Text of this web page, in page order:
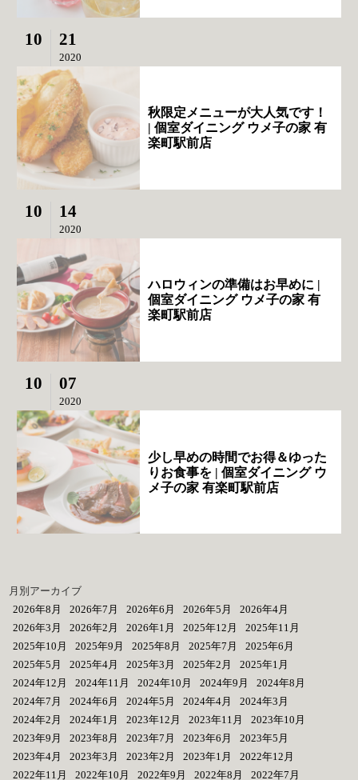
10 21
2020
秋限定メニューが大人気です！
| 個室ダイニング ウメ子の家 有
楽町駅前店
10 14
2020
ハロウィンの準備はお早めに |
個室ダイニング ウメ子の家 有
楽町駅前店
10 07
2020
少し早めの時間でお得＆ゆった
りお食事を | 個室ダイニング ウ
メ子の家 有楽町駅前店
月別アーカイブ
2026年8月
2026年7月 2026年6月 2026年5月
2026年4月
2026年3月
2026年2月 2026年1月 2025年12月
2025年11月
2025年10月
2025年9月 2025年8月 2025年7月
2025年6月
2025年5月
2025年4月 2025年3月 2025年2月
2025年1月
2024年12月
2024年11月 2024年10月 2024年9月
2024年8月
2024年7月
2024年6月 2024年5月 2024年4月
2024年3月
2024年2月
2024年1月 2023年12月 2023年11月
2023年10月
2023年9月
2023年8月 2023年7月 2023年6月
2023年5月
2023年4月
2023年3月 2023年2月 2023年1月
2022年12月
2022年11月
2022年10月 2022年9月 2022年8月 2022年7月